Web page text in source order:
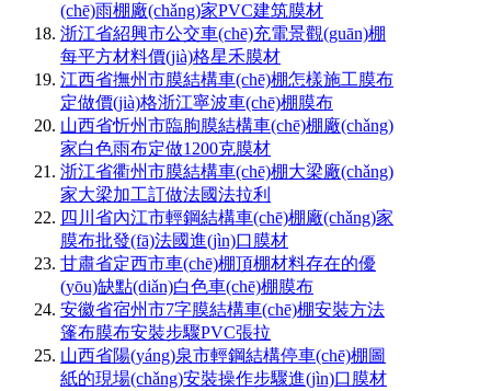
(chē)雨棚廠(chǎng)家PVC建筑膜材
浙江省紹興市公交車(chē)充電景觀(guān)棚
每平方材料價(jià)格星禾膜材
江西省撫州市膜結構車(chē)棚怎樣施工膜布
定做價(jià)格浙江寧波車(chē)棚膜布
山西省忻州市臨朐膜結構車(chē)棚廠(chǎng)
家白色雨布定做1200克膜材
浙江省衢州市膜結構車(chē)棚大梁廠(chǎng)
家大梁加工訂做法國法拉利
四川省內江市輕鋼結構車(chē)棚廠(chǎng)家
膜布批發(fā)法國進(jìn)口膜材
甘肅省定西市車(chē)棚頂棚材料存在的優
(yōu)缺點(diǎn)白色車(chē)棚膜布
安徽省宿州市7字膜結構車(chē)棚安裝方法
篷布膜布安裝步驟PVC張拉
山西省陽(yáng)泉市輕鋼結構停車(chē)棚圖
紙的現場(chǎng)安裝操作步驟進(jìn)口膜材